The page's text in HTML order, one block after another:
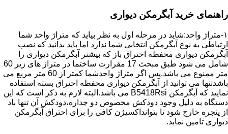
راهنمای خرید آبگرمکن دیواری
۱-متراژ واحد:شاید در مرحله اول به نظر بیاید که متراژ واحد شما
ارتباطی به نوع آبگرمکن انتخابی شما ندارد اما باید بدانید که نصب
آبگرمکن دیواری محفظه احتراق باز که بیشتر آبگرمکن دیواری را
شامل می شود طبق مبحث 17 مقرارت ساختما در متراژ های زیر 60
متر ممنوع می باشد.پس اگر متراژ واحدشما کمتر از 60 متر مربع می
باشدتنها می توانید از آبگرمکن دیواری محفظه احتراق بسته استفاده
نمایید که آبگرمکن B5418Rsi می باشد.البته لازم به ذکر است که این
دستگاه به دلیل وجود دودکش مخصوص دو جداره،دودکش آن تنها باد
از پنجره خارج شود تا بتوانداکسیژن کافی را برای احتراق آبگرمکن
دیواری تامین نماید.